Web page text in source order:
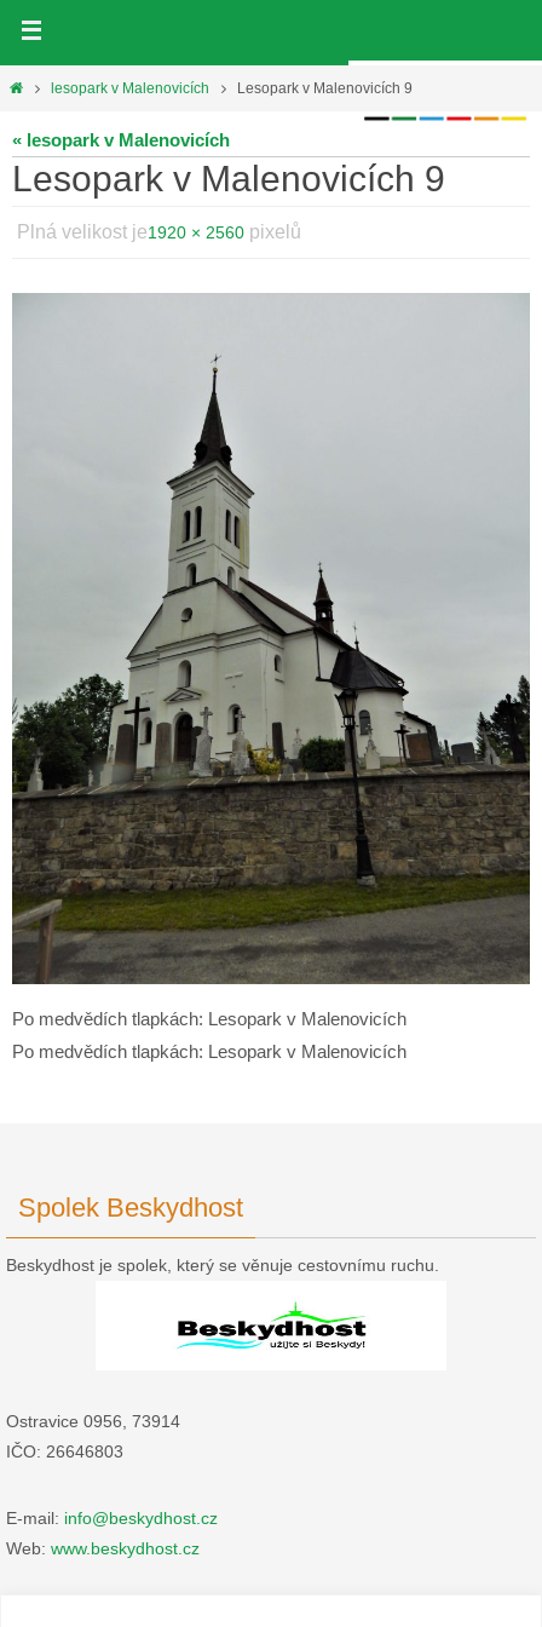
obsahHomelesopark v Malenovicích Lesopark v Malenovicích 9
« lesopark v Malenovicích
Lesopark v Malenovicích 9
Plná velikost je1920 × 2560 pixelů
Po medvědích tlapkách: Lesopark v Malenovicích
Po medvědích tlapkách: Lesopark v Malenovicích
Spolek Beskydhost
Beskydhost je spolek, který se věnuje cestovnímu ruchu.
Ostravice 0956, 73914
IČO: 26646803
E-mail: info@beskydhost.cz
Web: www.beskydhost.cz